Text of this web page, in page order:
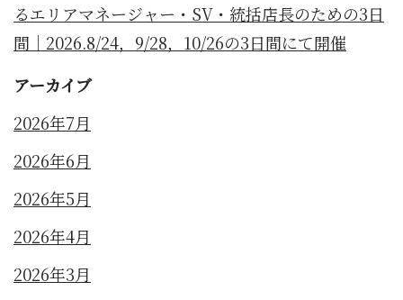
るエリアマネージャー・SV・統括店長のための3日
間｜2026.8/24，9/28，10/26の3日間にて開催
アーカイブ
2026年7月
2026年6月
2026年5月
2026年4月
2026年3月